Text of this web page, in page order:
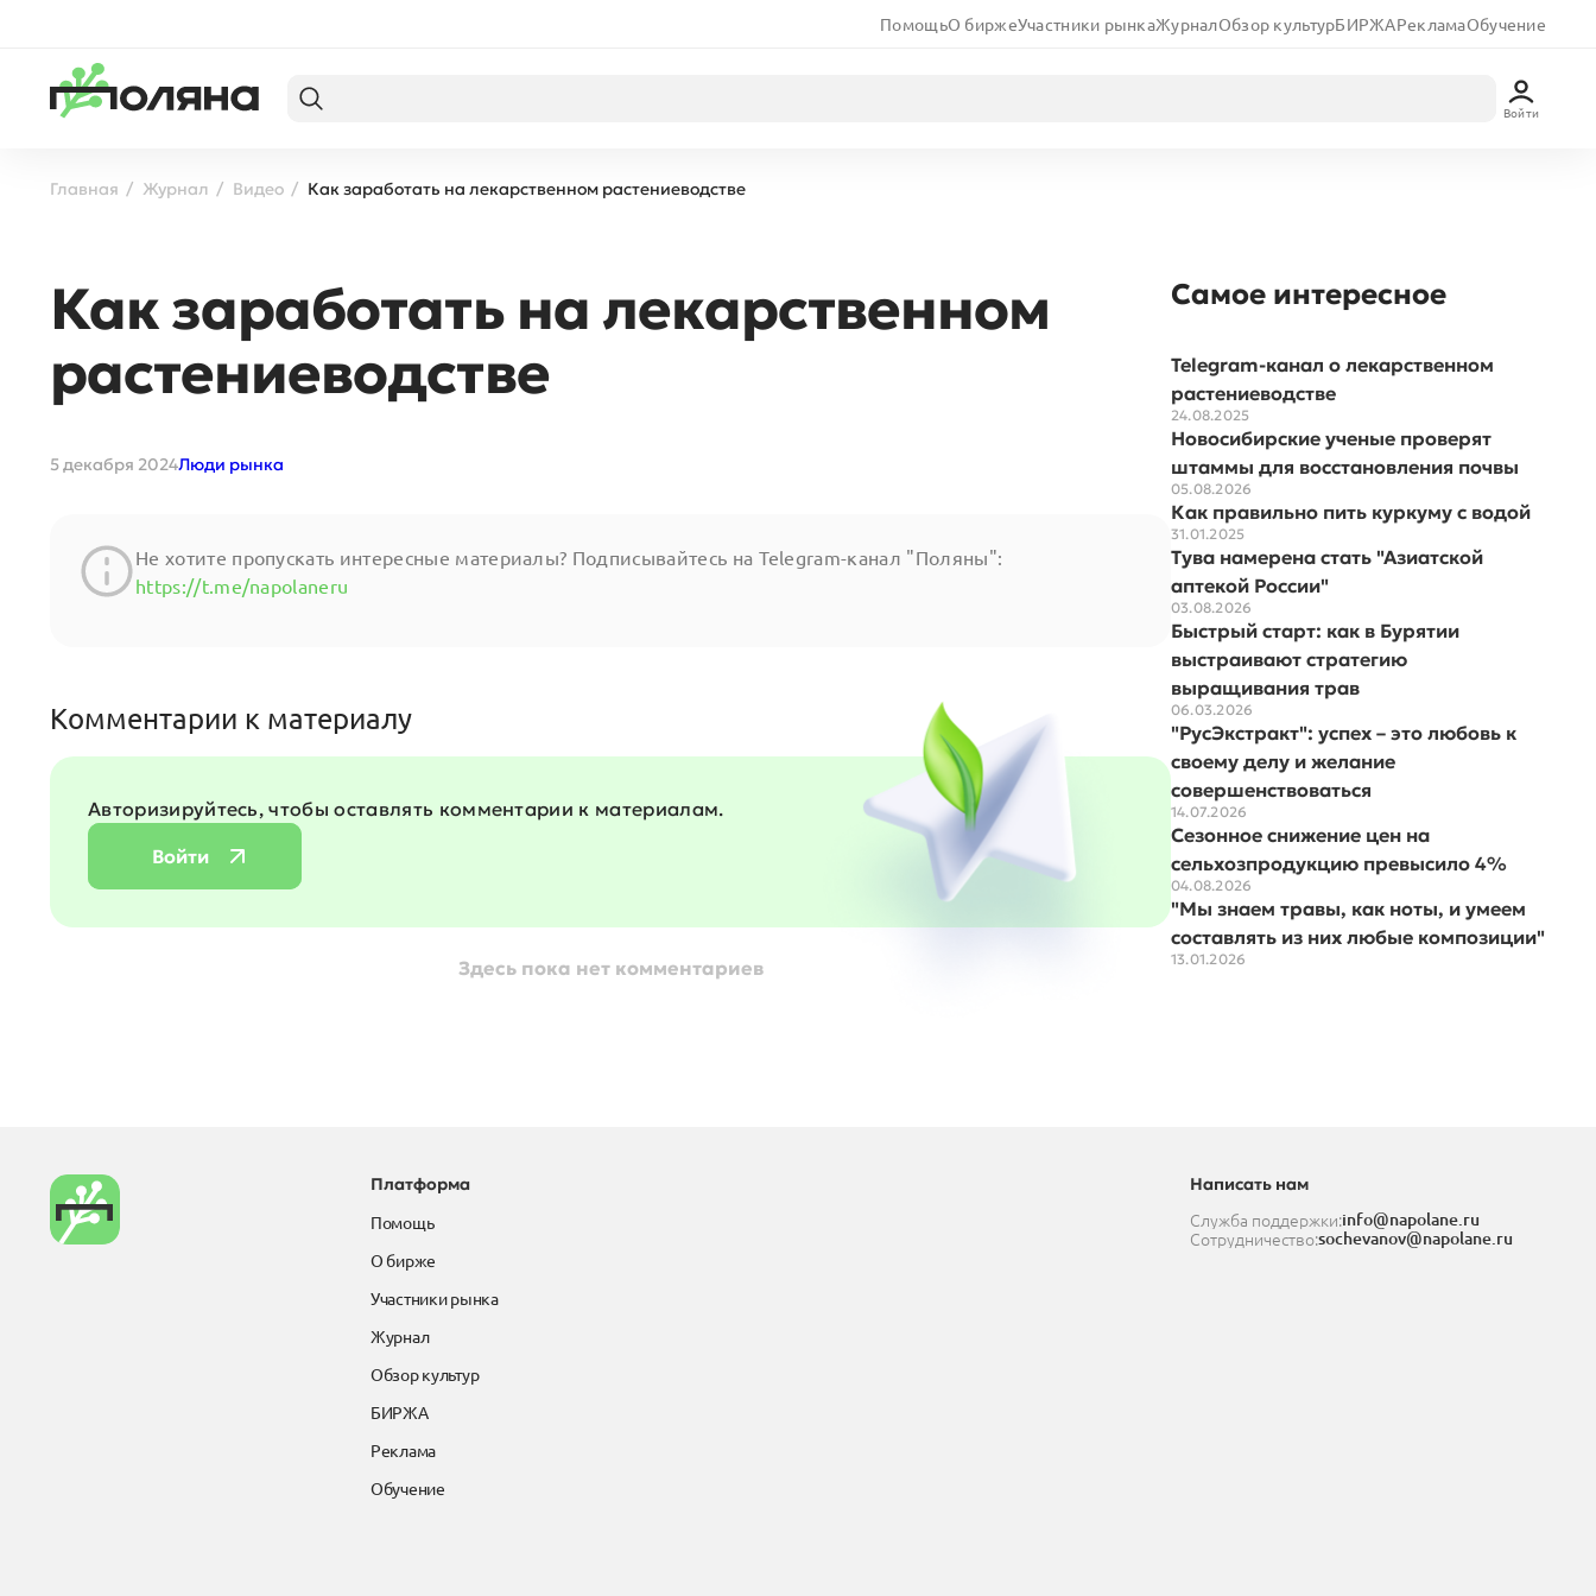
ПомощьО биржеУчастники рынкаЖурналОбзор культурБИРЖАРекламаОбучение
Войти
Главная Журнал Видео Как заработать на лекарственном растениеводстве
Как заработать на лекарственном
растениеводстве
5 декабря 2024Люди рынка
Не хотите пропускать интeресные материалы? Подписывайтесь на Telegram-канал "Поляны":
https://t.me/napolaneru
Комментарии к материалу
Авторизируйтесь, чтобы оставлять комментарии к материалам.
Войти
Здесь пока нет комментариев
Самое интересное
Telegram-канал о лекарственном
растениеводстве
24.08.2025
Новосибирские ученые проверят
штаммы для восстановления почвы
05.08.2026
Как правильно пить куркуму с водой
31.01.2025
Тува намерена стать "Азиатской
аптекой России"
03.08.2026
Быстрый старт: как в Бурятии
выстраивают стратегию
выращивания трав
06.03.2026
"РусЭкстракт": успех – это любовь к
своему делу и желание
совершенствоваться
14.07.2026
Сезонное снижение цен на
сельхозпродукцию превысило 4%
04.08.2026
"Мы знаем травы, как ноты, и умеем
составлять из них любые композиции"
13.01.2026
Платформа
Помощь
О бирже
Участники рынка
Журнал
Обзор культур
БИРЖА
Реклама
Обучение
Написать нам
Служба поддержки:info@napolane.ru
Сотрудничество:sochevanov@napolane.ru